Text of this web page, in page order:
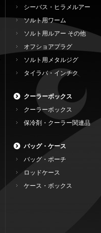
シーバス・ヒラメルアー
ソルト用ワーム
ソルト用ルアー その他
オフショアプラグ
ソルト用メタルジグ
タイラバ・インチク
クーラーボックス
クーラーボックス
保冷剤・クーラー関連品
バッグ・ケース
バッグ・ポーチ
ロッドケース
ケース・ボックス